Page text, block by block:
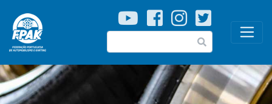
Passar
para
o
Pesquisar